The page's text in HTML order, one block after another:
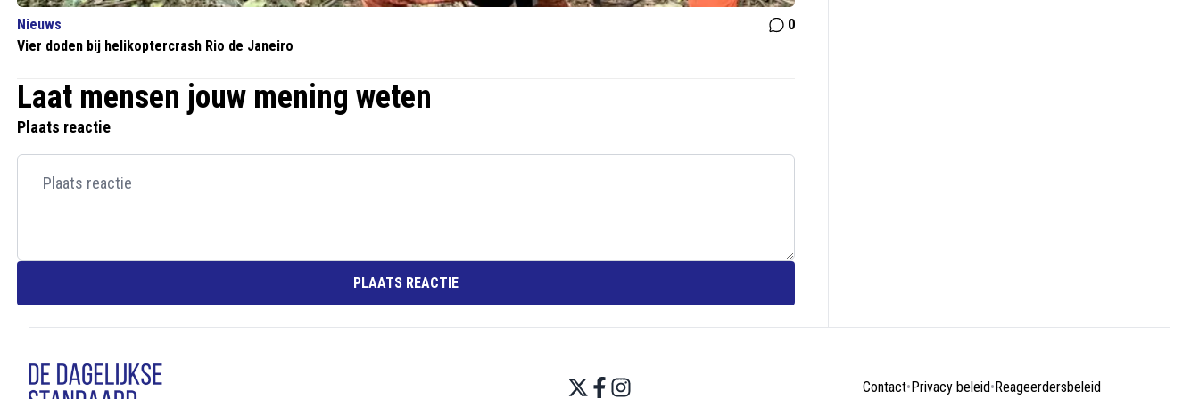
Nieuws
0
Vier doden bij helikoptercrash Rio de Janeiro
Laat mensen jouw mening weten
Plaats reactie
PLAATS REACTIE
Contact• Privacy beleid• Reageerdersbeleid